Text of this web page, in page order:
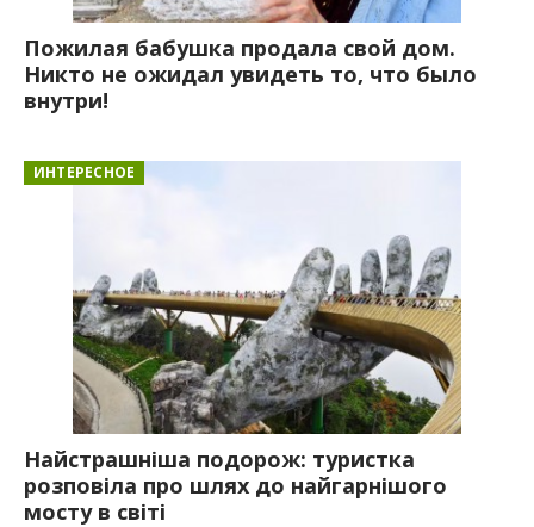
Пожилая бабушка продала свой дом.
Никто не ожидал увидеть то, что было
внутри!
ИНТЕРЕСНОЕ
Найстрашніша подорож: туристка
розповіла про шлях до найгарнішого
мосту в світі